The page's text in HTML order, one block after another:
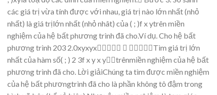
các giá trị vừa tính được với nhau,giá trị nào lớn nhất (nhỏ
nhất) là giá trịlớn nhất (nhỏnhât) của ( ; )fxytrên miền
nghiệm của hệ bất phương trình đã cho.Vídụ.Cho hệ bất
phươngtrình 203 2.0xyxyx  Tìm giá trị lớn
nhấtcủa hàm số( ; ) 2 3fxyxytrênmiền nghiệm của hệ bất
phương trình đã cho. Lời giảiChúngta tìm được miền nghiệm
của hệ bấtphươngtrình đã cho là phần khôngtô đậm trong